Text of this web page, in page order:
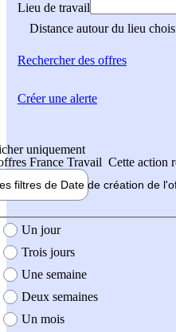
Lieu de travail
Distance autour du lieu
Rechercherdes offres
uniquement
France Travail Cette action
filtres de Date de création de
création de l'offre
Un jour
Trois jours
Une semaine
Deux semaines
Un mois
Créer une alerte